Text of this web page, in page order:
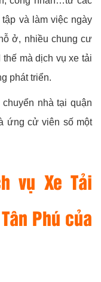
và làm việc ngày
ở, nhiều chung cư
mà dịch vụ xe tải
phát triển.
nhà tại quận
ứng cử viên số một
vụ Xe Tải
Phú của